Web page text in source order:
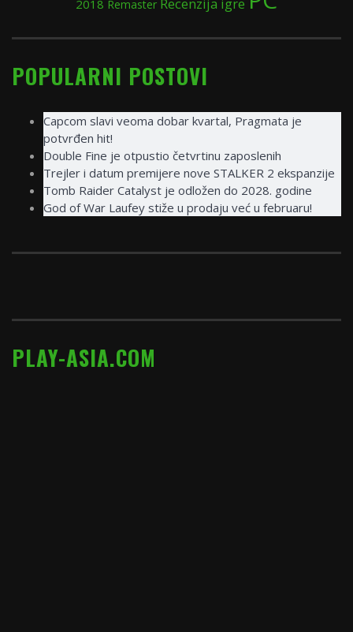
2018 Remaster
POPULARNI POSTOVI
Capcom slavi veoma dobar kvartal, Pragmata je
potvrđen hit!
Double Fine je otpustio četvrtinu zaposlenih
Trejler i datum premijere nove STALKER 2 ekspanzije
Tomb Raider Catalyst je odložen do 2028. godine
God of War Laufey stiže u prodaju već u februaru!
PLAY-ASIA.COM